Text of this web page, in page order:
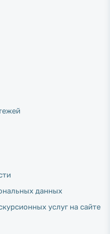
данных
услуг на сайте